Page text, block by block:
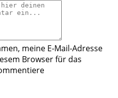
meine E-Mail-Adresse
Browser für das